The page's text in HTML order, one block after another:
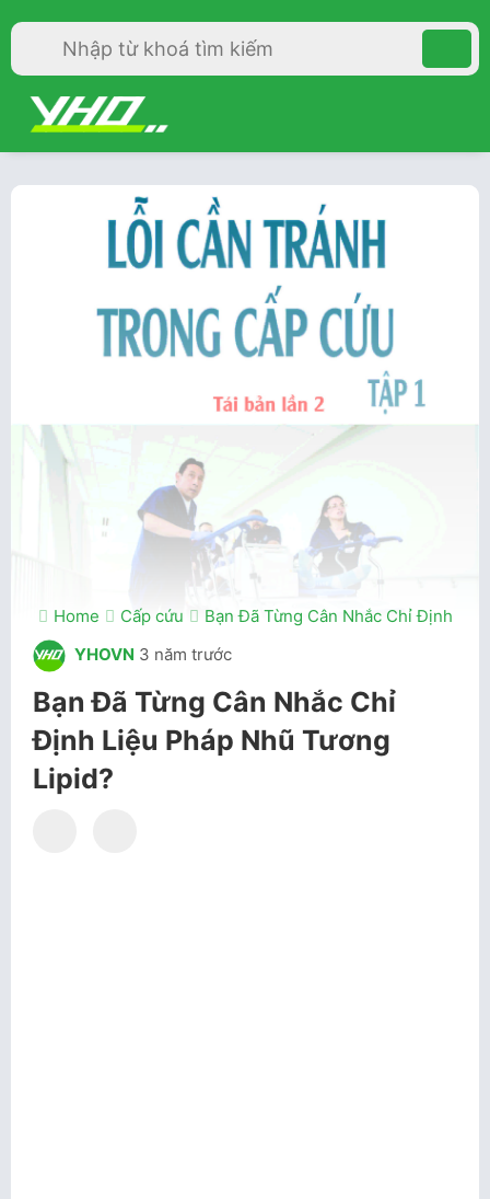
Home Cấp cứu
Bạn Đã Từng Cân Nhắc Chỉ Định
YHOVN 3 năm trước
Bạn Đã Từng Cân Nhắc Chỉ
Định Liệu Pháp Nhũ Tương
Lipid?